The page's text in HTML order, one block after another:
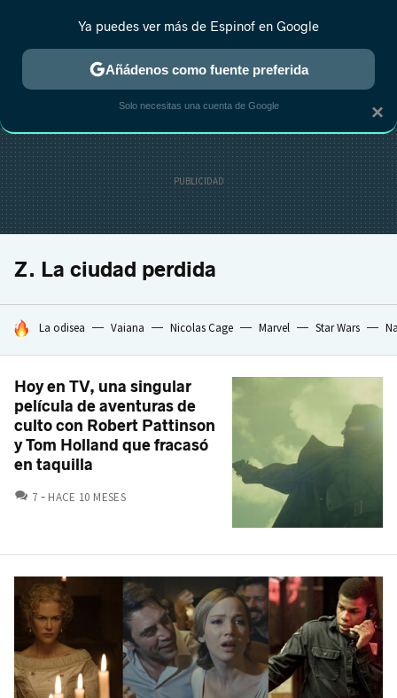
ESTRENOS REALITY ANIME RANKINGS CINE
Z. La ciudad perdida
HOY SE HABLA DE
La odisea Vaiana Nicolas Cage Marvel Star Wars
Hoy en TV, una singular
película de aventuras de
culto con Robert Pattinson
y Tom Holland que fracasó
en taquilla
7 COMENTARIOS
HACE 10 MESES
×
Ya puedes ver más de Espinof en Google
Añádenos como fuente preferida
Solo necesitas una cuenta de Google